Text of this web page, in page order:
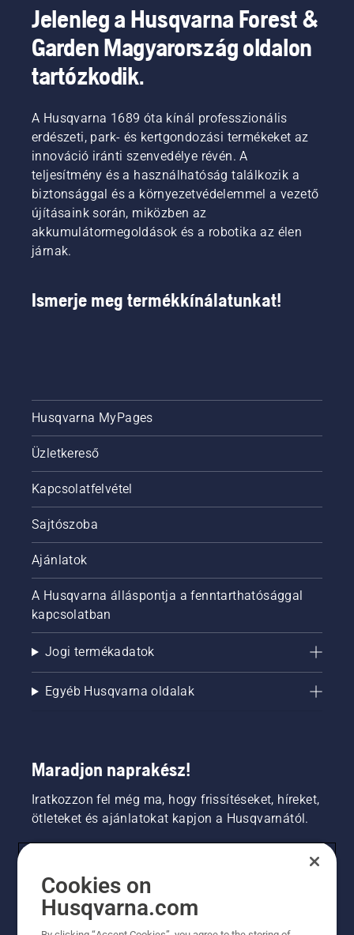
Jelenleg a Husqvarna Forest &
Garden Magyarország oldalon
tartózkodik.
A Husqvarna 1689 óta kínál professzionális
erdészeti, park- és kertgondozási termékeket az
innováció iránti szenvedélye révén. A
teljesítmény és a használhatóság találkozik a
biztonsággal és a környezetvédelemmel a vezető
újításaink során, miközben az
akkumulátormegoldások és a robotika az élen
járnak.
Ismerje meg termékkínálatunkat!
Husqvarna MyPages
Üzletkereső
Kapcsolatfelvétel
Sajtószoba
Ajánlatok
A Husqvarna álláspontja a fenntarthatósággal
kapcsolatban
Jogi termékadatok
Egyéb Husqvarna oldalak
Maradjon naprakész!
Iratkozzon fel még ma, hogy frissítéseket, híreket,
ötleteket és ajánlatokat kapjon a Husqvarnától.
PROFESSZIONÁLIS
Cookies on
Husqvarna.com